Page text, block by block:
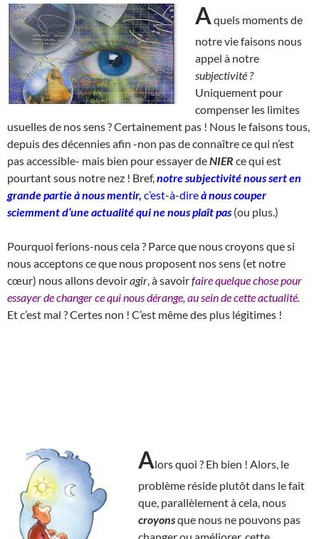
A quels moments de
notre vie faisons nous
appel à notre
subjectivité ?
Uniquement pour
compenser les limites
usuelles de nos sens ? Certainement pas ! Nous le faisons tous,
depuis des décennies afin -non pas de connaître ce qui n’est
pas accessible- mais bien pour essayer deNIER ce qui est
pourtant sous notre nez ! Bref, notre subjectivité nous sert en
grande partie à nous mentir, c’est-à-direà nous couper
sciemment d’une actualité qui ne nous plaît pas(ou plus.)
Pourquoi ferions-nous cela ? Parce que nous croyons que si
nous acceptons ce que nous proposent nos sens (et notre
cœur) nous allons devoiragir , à savoirfaire quelque chose pour
essayer de changer ce qui nous dérange, au sein de cette actualité.
Et c’est mal ? Certes non ! C’est même des plus légitimes !
Alors quoi ? Eh bien ! Alors, le
problème réside plutôt dans le fait
que, parallèlement à cela, nous
croyonsque nous ne pouvons pas
changer ou améliorer, cette